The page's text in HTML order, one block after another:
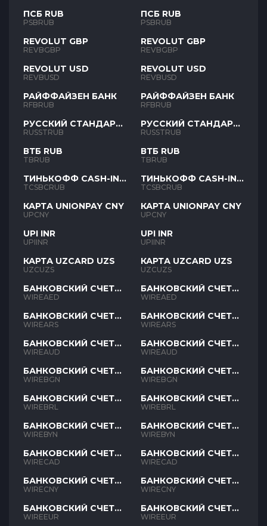
ПСБ RUB
PSBRUB
REVOLUT GBP
REVBGBP
REVOLUT USD
REVBUSD
РАЙФФАЙЗЕН БАНК
RFBRUB
РУССКИЙ СТАНДАРТ
RUB
RUSSTRUB
ВТБ RUB
TBRUB
ТИНЬКОФФ CASH-IN
RUB
TCSBCRUB
КАРТА UNIONPAY CNY
UPCNY
UPI INR
UPIINR
КАРТА UZCARD UZS
UZCUZS
БАНКОВСКИЙ СЧЕТ
AED
WIREAED
БАНКОВСКИЙ СЧЕТ
ARS
WIREARS
БАНКОВСКИЙ СЧЕТ
AUD
WIREAUD
БАНКОВСКИЙ СЧЕТ
BGN
WIREBGN
БАНКОВСКИЙ СЧЕТ
BRL
WIREBRL
БАНКОВСКИЙ СЧЕТ
BYN
WIREBYN
БАНКОВСКИЙ СЧЕТ
CAD
WIRECAD
БАНКОВСКИЙ СЧЕТ
CNY
WIRECNY
БАНКОВСКИЙ СЧЕТ
EUR
WIREEUR
ПСБ RUB
PSBRUB
REVOLUT GBP
REVBGBP
REVOLUT USD
REVBUSD
РАЙФФАЙЗЕН БАНК
RFBRUB
РУССКИЙ СТАНДАРТ
RUB
RUSSTRUB
ВТБ RUB
TBRUB
ТИНЬКОФФ CASH-IN
RUB
TCSBCRUB
КАРТА UNIONPAY CNY
UPCNY
UPI INR
UPIINR
КАРТА UZCARD UZS
UZCUZS
БАНКОВСКИЙ СЧЕТ
AED
WIREAED
БАНКОВСКИЙ СЧЕТ
ARS
WIREARS
БАНКОВСКИЙ СЧЕТ
AUD
WIREAUD
БАНКОВСКИЙ СЧЕТ
BGN
WIREBGN
БАНКОВСКИЙ СЧЕТ
BRL
WIREBRL
БАНКОВСКИЙ СЧЕТ
BYN
WIREBYN
БАНКОВСКИЙ СЧЕТ
CAD
WIRECAD
БАНКОВСКИЙ СЧЕТ
CNY
WIRECNY
БАНКОВСКИЙ СЧЕТ
EUR
WIREEUR